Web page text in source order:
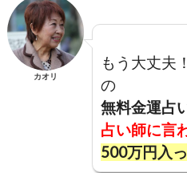
カオリ
もう大丈夫
の
無料金運占
占い師に言
500万円入